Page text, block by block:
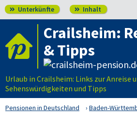
 Unterkünfte  Inhalt
Crailsheim:
& Tipps
Urlaub in Crailsheim: Links zur Anreise
Sehenswürdigkeiten und Tipps
Pensionen in Deutschland Baden-